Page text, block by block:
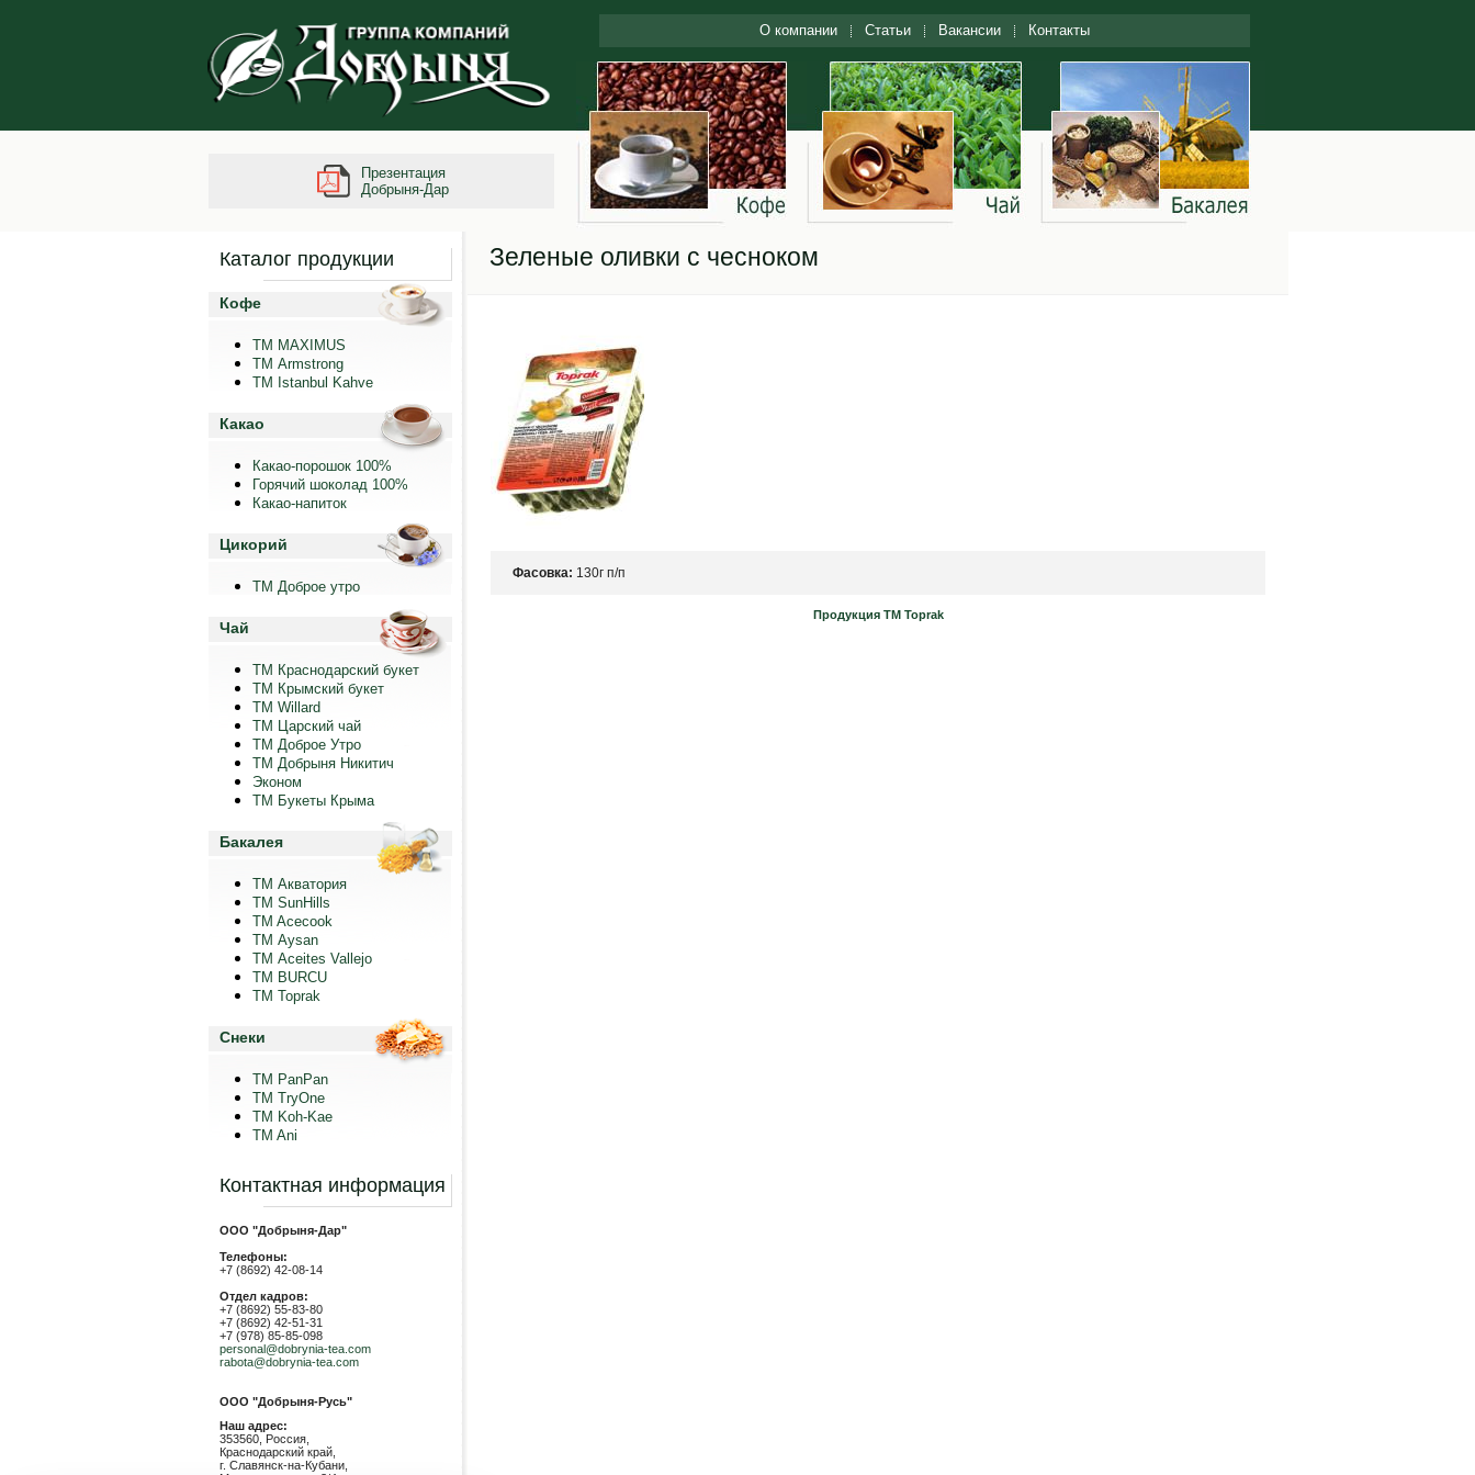
Презентация
Добрыня-Дар
О компании Статьи Вакансии Контакты
Каталог продукции
Кофе
ТМ MAXIMUS
ТМ Armstrong
TM Istanbul Kahve
Какао
Какао-порошок 100%
Горячий шоколад 100%
Какао-напиток
Цикорий
ТМ Доброе утро
Чай
ТМ Краснодарский букет
ТМ Крымский букет
ТМ Willard
ТМ Царский чай
ТМ Доброе Утро
ТМ Добрыня Никитич
Эконом
ТМ Букеты Крыма
Бакалея
ТМ Акватория
ТМ SunHills
TM Acecook
ТМ Aysan
ТМ Aceites Vallejo
TM BURCU
TM Toprak
Снеки
TM PanPan
ТМ TryOne
ТМ Koh-Kae
TM Ani
Контактная информация
ООО "Добрыня-Дар"
Телефоны:
+7 (8692) 42-08-14
Отдел кадров:
+7 (8692) 55-83-80
+7 (8692) 42-51-31
+7 (978) 85-85-098
personal@dobrynia-tea.com
rabota@dobrynia-tea.com
ООО "Добрыня-Русь"
Наш адрес:
353560, Россия,
Краснодарский край,
г. Славянск-на-Кубани,
Зеленые оливки с чесноком
Фасовка: 130г п/п
Продукция TM Toprak